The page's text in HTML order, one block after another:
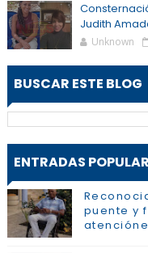
Judith
Unknown
BUSCAR ESTE BLOG
ENTRADAS
puente y